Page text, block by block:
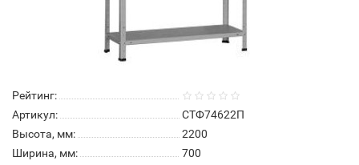
Рейтинг:
Артикул:
СТФ74622П
Высота, мм:
2200
Ширина, мм:
700